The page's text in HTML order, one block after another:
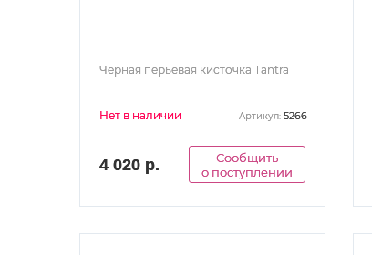
Чёрная перьевая кисточка Tantra
Нет в наличии Артикул: 5266
4 020 р.
Сообщить
о поступлении